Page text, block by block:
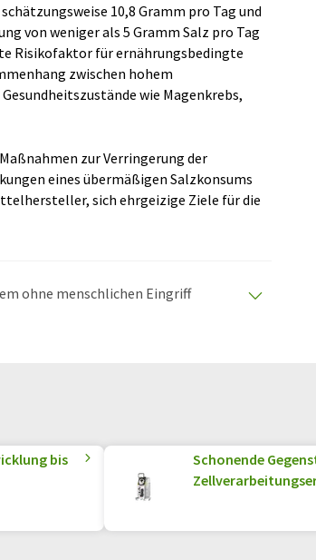
10,8 Gramm pro Tag und
von weniger als 5 Gramm Salz pro Tag
Risikofaktor für ernährungsbedingte
zwischen hohem
wie Magenkrebs,
zur Verringerung der
eines übermäßigen Salzkonsums
sich ehrgeizige Ziele für die
ohne menschlichen Eingriff
bis
Schonende